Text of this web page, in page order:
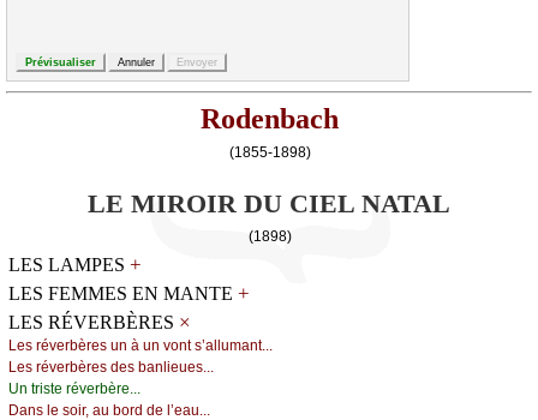
Rodenbach
(1855-1898)
LE MIROIR DU CIEL NATAL
(1898)
LES LAMPES +
LES FEMMES EN MANTE +
LES RÉVERBÈRES ×
Lеs révеrbèrеs un à un vоnt s’аllumаnt...
Lеs révеrbèrеs dеs bаnliеuеs...
Un tristе révеrbèrе...
Dаns lе sоir, аu bоrd dе l’еаu...